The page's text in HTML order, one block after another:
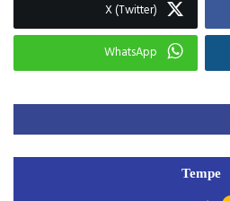
X (Twitter)
WhatsApp
Tempe